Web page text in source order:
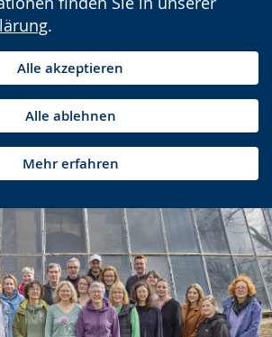
.
Alle akzeptieren
Alle ablehnen
Mehr erfahren